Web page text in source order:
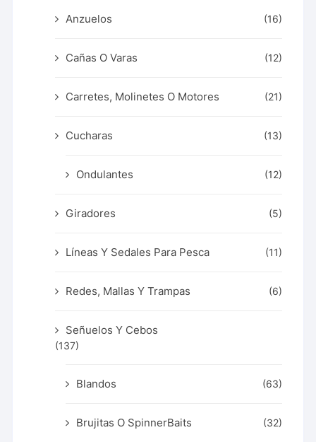
Anzuelos (16)
Cañas O Varas (12)
Carretes, Molinetes O Motores (21)
Cucharas (13)
Ondulantes (12)
Giradores (5)
Líneas Y Sedales Para Pesca (11)
Redes, Mallas Y Trampas (6)
Señuelos Y Cebos
(137)
Blandos (63)
Brujitas O SpinnerBaits (32)